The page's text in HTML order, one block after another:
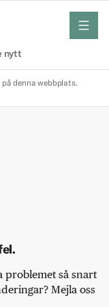
nytt
meny
denna webbplats.
problemet så snart
Mejla oss